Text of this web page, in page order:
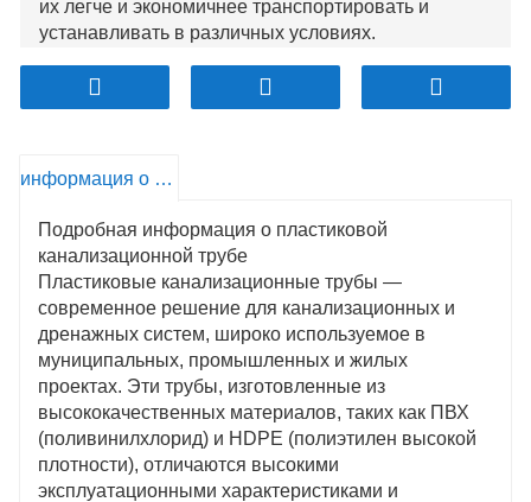
их легче и экономичнее транспортировать и
устанавливать в различных условиях.
Обладая превосходной ударопрочностью,
пластиковые трубы, особенно из ПЭВП,
Низкие затраты на техническое обслуживание
устойчивость к коррозии уменьшают
необходимость в засорении и техническом
обслуживании, что экономит долгосрочные
затраты.
Экологичность
Пластиковые трубы подлежат вторичной
переработке, что соответствует целям устойчивого
развития и снижает воздействие на окружающую
среду.
информация о продукте
Подробная информация о пластиковой
канализационной трубе
Пластиковые канализационные трубы —
современное решение для канализационных и
дренажных систем, широко используемое в
муниципальных, промышленных и жилых
проектах. Эти трубы, изготовленные из
высококачественных материалов, таких как ПВХ
(поливинилхлорид) и HDPE (полиэтилен высокой
плотности), отличаются высокими
эксплуатационными характеристиками и